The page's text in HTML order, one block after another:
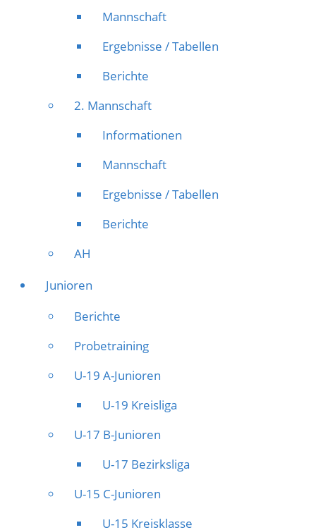
Mannschaft
Ergebnisse / Tabellen
Berichte
2. Mannschaft
Informationen
Mannschaft
Ergebnisse / Tabellen
Berichte
AH
Junioren
Berichte
Probetraining
U-19 A-Junioren
U-19 Kreisliga
U-17 B-Junioren
U-17 Bezirksliga
U-15 C-Junioren
U-15 Kreisklasse